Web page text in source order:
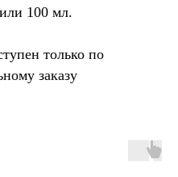
100 мл.
только по
заказу